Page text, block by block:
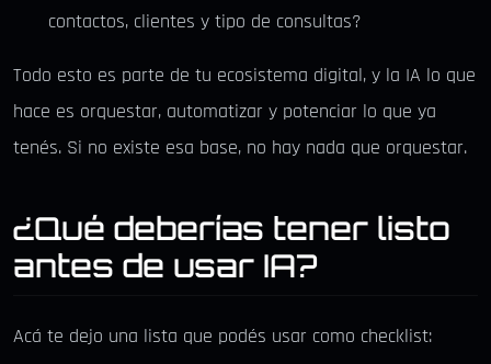
contactos, clientes y tipo de consultas?
Todo esto es parte de tu ecosistema digital, y la IA lo que
hace es orquestar, automatizar y potenciar lo que ya
tenés. Si no existe esa base, no hay nada que orquestar.
¿Qué deberías tener listo
antes de usar IA?
Acá te dejo una lista que podés usar como checklist: